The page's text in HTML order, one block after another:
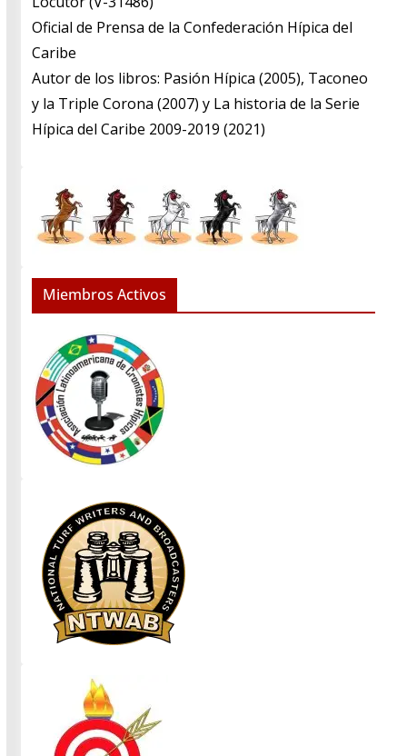
​Oficial de Prensa de la Confederación Hípica del
Caribe
​Autor de los libros: Pasión Hípica (2005), Taconeo
y la Triple Corona (2007) y La historia de la Serie
Hípica del Caribe 2009-2019 (2021)
Miembros Activos